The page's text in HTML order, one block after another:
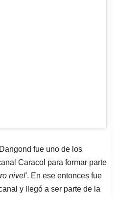
fue uno de los
Caracol para formar parte
nivel'. En ese entonces fue
y llegó a ser parte de la